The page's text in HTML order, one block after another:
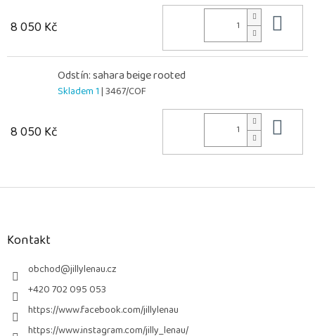
8 050 Kč
Odstín: sahara beige rooted
Skladem 1| 3467/COF
8 050 Kč
Z
Kontakt
obchod@jillylenau.cz
+420 702 095 053
https://www.facebook.com/jillylenau
https://www.instagram.com/jilly_lenau/